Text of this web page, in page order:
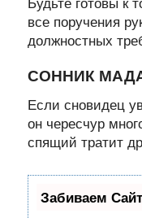
все поручения
должностных
СОННИК
Если сновидец
он чересчур
спящий тратит
Забиваем